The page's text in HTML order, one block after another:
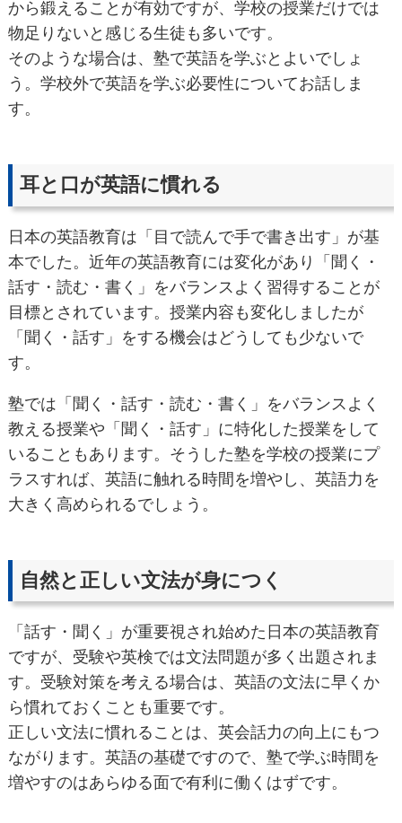
から鍛えることが有効ですが、学校の授業だけでは
物足りないと感じる生徒も多いです。
そのような場合は、塾で英語を学ぶとよいでしょ
う。学校外で英語を学ぶ必要性についてお話しま
す。
耳と口が英語に慣れる
日本の英語教育は「目で読んで手で書き出す」が基
本でした。近年の英語教育には変化があり「聞く・
話す・読む・書く」をバランスよく習得することが
目標とされています。授業内容も変化しましたが
「聞く・話す」をする機会はどうしても少ないで
す。
塾では「聞く・話す・読む・書く」をバランスよく
教える授業や「聞く・話す」に特化した授業をして
いることもあります。そうした塾を学校の授業にプ
ラスすれば、英語に触れる時間を増やし、英語力を
大きく高められるでしょう。
自然と正しい文法が身につく
「話す・聞く」が重要視され始めた日本の英語教育
ですが、受験や英検では文法問題が多く出題されま
す。受験対策を考える場合は、英語の文法に早くか
ら慣れておくことも重要です。
正しい文法に慣れることは、英会話力の向上にもつ
ながります。英語の基礎ですので、塾で学ぶ時間を
増やすのはあらゆる面で有利に働くはずです。